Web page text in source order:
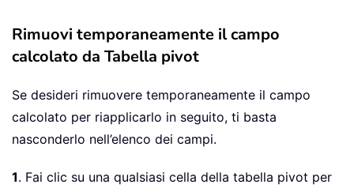
Rimuovi temporaneamente il campo
calcolato da Tabella pivot
Se desideri rimuovere temporaneamente il campo
calcolato per riapplicarlo in seguito, ti basta
nasconderlo nell’elenco dei campi.
1. Fai clic su una qualsiasi cella della tabella pivot per